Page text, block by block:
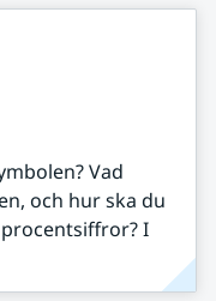
Vad
och hur ska du
I